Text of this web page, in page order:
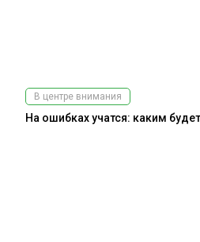
В центре внимания
На ошибках учатся: каким